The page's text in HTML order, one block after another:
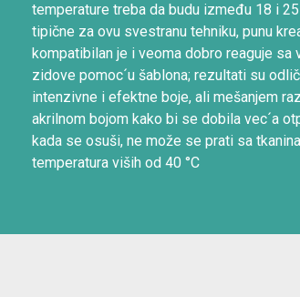
temperature treba da budu između 18 i
tipične za ovu svestranu tehniku, punu
kompatibilan je i veoma dobro reaguje
zidove pomoc´u šablona; rezultati su
intenzivne i efektne boje, ali mešanjem
akrilnom bojom kako bi se dobila vec´a
kada se osuši, ne može se prati sa
temperatura viših od 40 °C